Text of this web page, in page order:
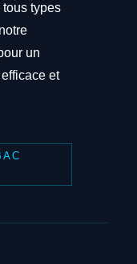
types
un
et